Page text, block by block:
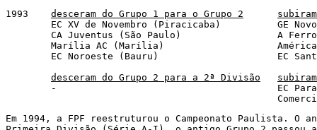
desceram do Grupo 1 para o Grupo 2
desceram do Grupo 2 para a 2ª Divisão
Em 1994, a FPF reestruturou o Campeonato Paulista. O